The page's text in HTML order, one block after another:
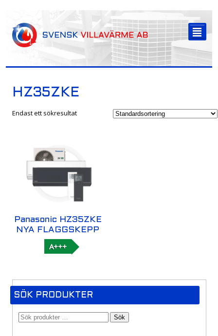
²
HZ35ZKE
Endast ett sökresultat
Panasonic HZ35ZKE
NYA FLAGGSKEPP
A+++
SÖK PRODUKTER
Sök